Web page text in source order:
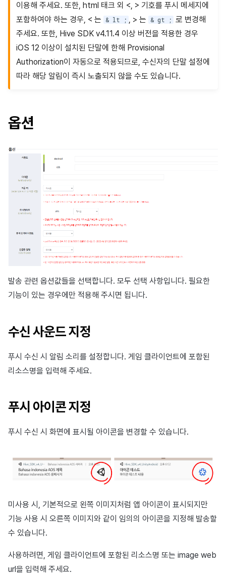
이용해 주세요. 또한, html 태크 외 <, > 기호를 푸시 메세지에
포함하여야 하는 경우, < 는
& lt ; , > 는 & gt ; 로 변경해
주세요. 또한, Hive SDK v4.11.4 이상 버전을 적용한 경우
iOS 12 이상이 설치된 단말에 한해 Provisional
Authorization이 자동으로 적용되므로, 수신자의 단말 설정에
따라 해당 알림이 즉시 노출되지 않을 수도 있습니다.
옵션
발송 관련 옵션값들을 선택합니다. 모두 선택 사항입니다. 필요한
기능이 있는 경우에만 적용해 주시면 됩니다.
수신 사운드 지정
푸시 수신 시 알림 소리를 설정합니다. 게임 클라이언트에 포함된
리소스명을 입력해 주세요.
푸시 아이콘 지정
푸시 수신 시 화면에 표시될 아이콘을 변경할 수 있습니다.
미사용 시, 기본적으로 왼쪽 이미지처럼 앱 아이콘이 표시되지만
기능 사용 시 오른쪽 이미지와 같이 임의의 아이콘을 지정해 발송할
수 있습니다.
사용하려면, 게임 클라이언트에 포함된 리소스명 또는 image web
url을 입력해 주세요.